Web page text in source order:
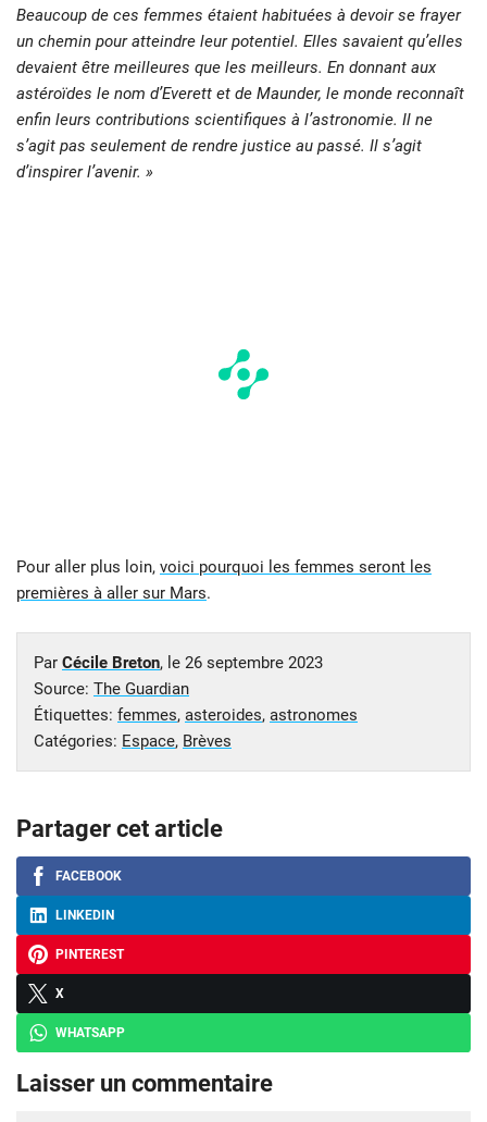
Beaucoup de ces femmes étaient habituées à devoir se frayer
un chemin pour atteindre leur potentiel. Elles savaient qu’elles
devaient être meilleures que les meilleurs. En donnant aux
astéroïdes le nom d’Everett et de Maunder, le monde reconnaît
enfin leurs contributions scientifiques à l’astronomie. Il ne
s’agit pas seulement de rendre justice au passé. Il s’agit
d’inspirer l’avenir. »
Pour aller plus loin, voici pourquoi les femmes seront les
premières à aller sur Mars.
Par Cécile Breton, le 26 septembre 2023
Source: The Guardian
Étiquettes: femmes, asteroides, astronomes
Catégories: Espace, Brèves
Partager cet article
FACEBOOK
LINKEDIN
PINTEREST
X
WHATSAPP
Laisser un commentaire